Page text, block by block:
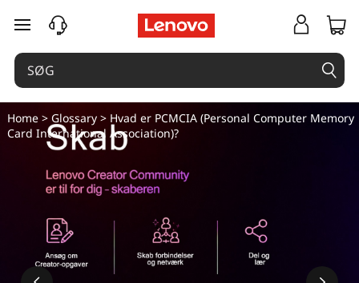
spring til hovedindhold
Home> Glossary> Hvad er PCMCIA (Personal Computer Memory
Card International Association)?